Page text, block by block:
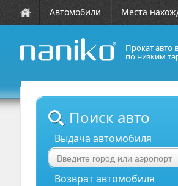
Автомобили Места
Прокат авто
по низким
Поиск авто
Выдача автомобиля
Возврат автомобиля